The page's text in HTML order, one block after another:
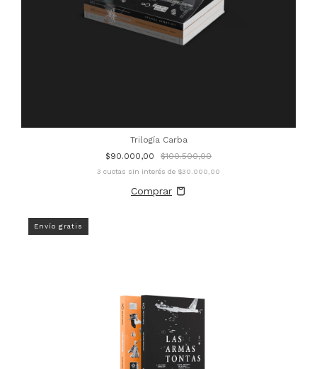
Trilogía Carba
$90.000,00
$100.500,00
3 cuotas sin interés de $30.000,00
Envío gratis